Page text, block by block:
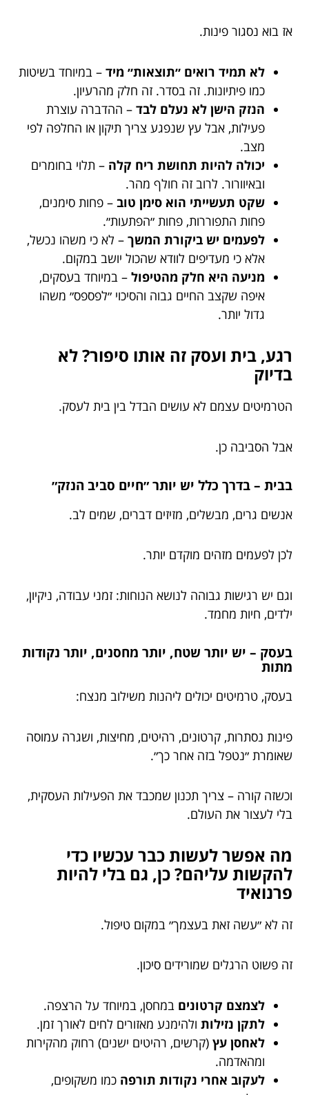
אז בוא נסגור פינות.
לא תמיד רואים ״תוצאות״ מיד – במיוחד בשיטות
כמו פיתיונות. זה בסדר. זה חלק מהרעיון.
הנזק הישן לא נעלם לבד – ההדברה עוצרת
פעילות, אבל עץ שנפגע צריך תיקון או החלפה לפי
מצב.
יכולה להיות תחושת ריח קלה – תלוי בחומרים
ובאיוורור. לרוב זה חולף מהר.
שקט תעשייתי הוא סימן טוב – פחות סימנים,
פחות התפוררות, פחות ״הפתעות״.
לפעמים יש ביקורת המשך – לא כי משהו נכשל,
אלא כי מעדיפים לוודא שהכול יושב במקום.
מניעה היא חלק מהטיפול – במיוחד בעסקים,
איפה שקצב החיים גבוה והסיכוי ״לפספס״ משהו
גדול יותר.
רגע, בית ועסק זה אותו סיפור? לא
בדיוק
הטרמיטים עצמם לא עושים הבדל בין בית לעסק.
אבל הסביבה כן.
בבית – בדרך כלל יש יותר ״חיים סביב הנזק״
אנשים גרים, מבשלים, מזיזים דברים, שמים לב.
לכן לפעמים מזהים מוקדם יותר.
וגם יש רגישות גבוהה לנושא הנוחות: זמני עבודה, ניקיון,
ילדים, חיות מחמד.
בעסק – יש יותר שטח, יותר מחסנים, יותר נקודות
מתות
בעסק, טרמיטים יכולים ליהנות משילוב מנצח:
פינות נסתרות, קרטונים, רהיטים, מחיצות, ושגרה עמוסה
שאומרת ״נטפל בזה אחר כך״.
וכשזה קורה – צריך תכנון שמכבד את הפעילות העסקית,
בלי לעצור את העולם.
מה אפשר לעשות כבר עכשיו כדי
להקשות עליהם? כן, גם בלי להיות
פרנואיד
זה לא ״עשה זאת בעצמך״ במקום טיפול.
זה פשוט הרגלים שמורידים סיכון.
לצמצם קרטונים במחסן, במיוחד על הרצפה.
לתקן נזילות ולהימנע מאזורים לחים לאורך זמן.
לאחסן עץ (קרשים, רהיטים ישנים) רחוק מהקירות
ומהאדמה.
לעקוב אחרי נקודות תורפה כמו משקופים,